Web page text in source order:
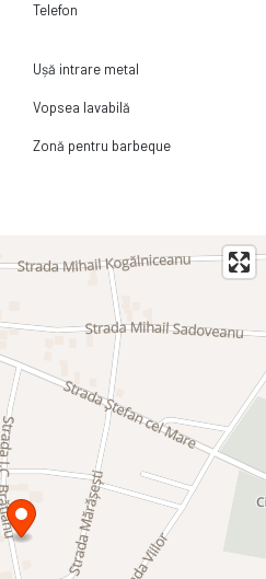
Telefon
Ușă intrare metal
Vopsea lavabilă
Zonă pentru barbeque